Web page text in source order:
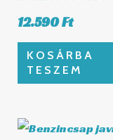
12.590Ft
KOSÁRBA
TESZEM